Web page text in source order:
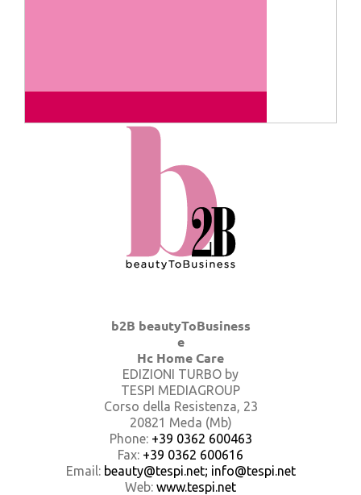
b2B beautyToBusiness
e
Hc Home Care
EDIZIONI TURBO by
TESPI MEDIAGROUP
Corso della Resistenza, 23
20821 Meda (Mb)
Phone: +39 0362 600463
Fax: +39 0362 600616
Email: beauty@tespi.net; info@tespi.net
Web: www.tespi.net